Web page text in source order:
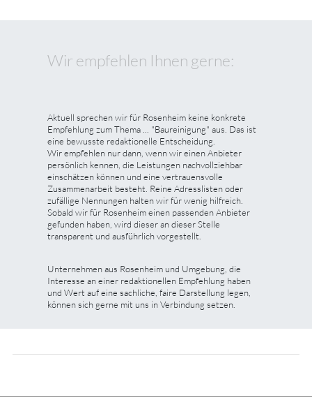
Wir empfehlen Ihnen gerne:
Aktuell sprechen wir für Rosenheim keine konkrete
Empfehlung zum Thema ... "Baureinigung" aus. Das ist
eine bewusste redaktionelle Entscheidung.
Wir empfehlen nur dann, wenn wir einen Anbieter
persönlich kennen, die Leistungen nachvollziehbar
einschätzen können und eine vertrauensvolle
Zusammenarbeit besteht. Reine Adresslisten oder
zufällige Nennungen halten wir für wenig hilfreich.
Sobald wir für Rosenheim einen passenden Anbieter
gefunden haben, wird dieser an dieser Stelle
transparent und ausführlich vorgestellt.
Unternehmen aus Rosenheim und Umgebung, die
Interesse an einer redaktionellen Empfehlung haben
und Wert auf eine sachliche, faire Darstellung legen,
können sich gerne mit uns in Verbindung setzen.